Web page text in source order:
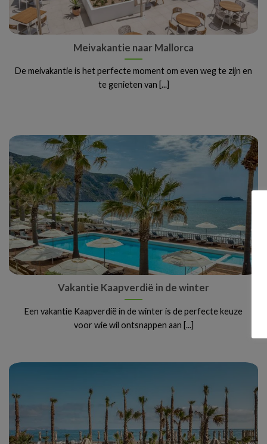
Meivakantie naar Mallorca
De meivakantie is het perfecte moment om even weg te zijn en
te genieten van [...]
Vakantie Kaapverdië in de winter
Een vakantie Kaapverdië in de winter is de perfecte keuze
voor wie wil ontsnappen aan [...]